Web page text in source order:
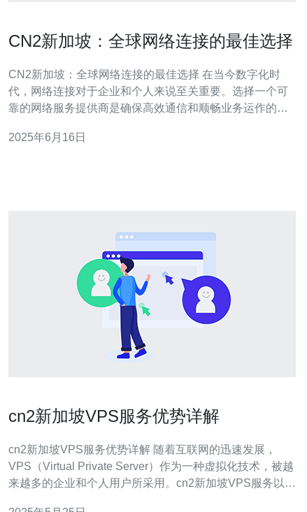
CN2新加坡：全球网络连接的最佳选择
CN2新加坡：全球网络连接的最佳选择 在当今数字化时
代，网络连接对于企业和个人来说至关重要。选择一个可
靠的网络服务提供商是确保高效通信和顺畅业务运作的关
供了快速、稳定和安全的网络连接服务。 CN2新加坡采用
2025年6月16日
cn2新加坡VPS服务优势详解
cn2新加坡VPS服务优势详解 随着互联网的迅速发展，
VPS（Virtual Private Server）作为一种虚拟化技术，被越
来越多的企业和个人用户所采用。cn2新加坡VPS服务以其